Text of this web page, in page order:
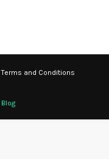
Terms and Conditions
Blog